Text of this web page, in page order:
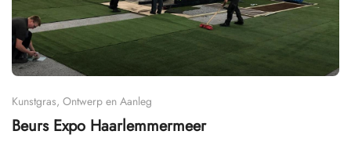
Kunstgras, Ontwerp en Aanleg
Beurs Expo Haarlemmermeer